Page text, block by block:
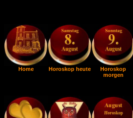
Home Horoskop heute
Horoskop
morgen